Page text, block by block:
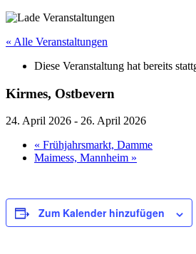
« Alle Veranstaltungen
Diese Veranstaltung hat bereits
Kirmes, Ostbevern
24. April 2026 - 26. April 2026
« Frühjahrsmarkt, Damme
Maimess, Mannheim »
Zum Kalender hinzufügen